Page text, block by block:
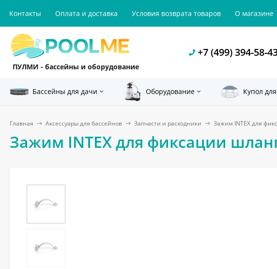
Контакты Оплата и доставка Условия возврата товаров О магазине
ПУЛМИ - бассейны и оборудование
+7 (499) 394-58-
Бассейны для дачи Оборудование Купол
Главная Аксессуары для бассейнов Запчасти и расходники Зажим INTEX для
Зажим INTEX для фиксации